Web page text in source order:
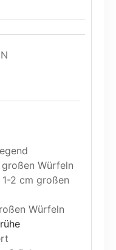
Würfeln
1-2 cm großen
Würfeln